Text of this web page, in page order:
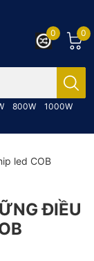
800W 1000W
0
0
led COB
ĐIỀU